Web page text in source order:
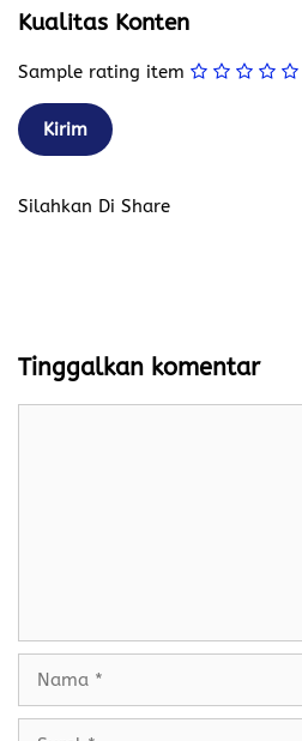
Kualitas Konten
Sample rating item
Silahkan Di Share
Tinggalkan komentar